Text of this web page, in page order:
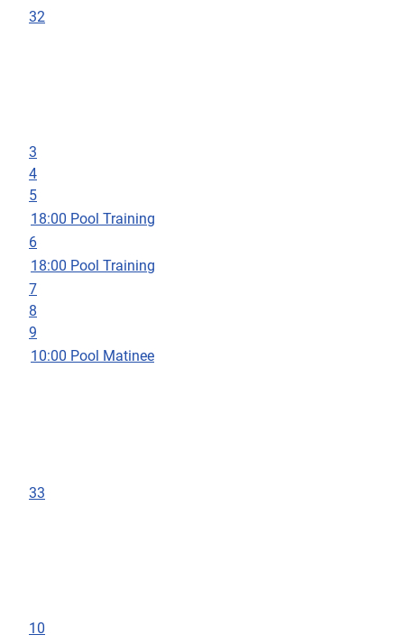
32
3
4
5
18:00 Pool Training
6
18:00 Pool Training
7
8
9
10:00 Pool Matinee
33
10